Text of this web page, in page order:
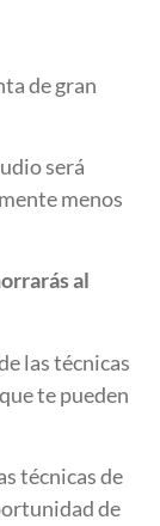
de gran
será
menos
al
las técnicas
te pueden
técnicas de
de